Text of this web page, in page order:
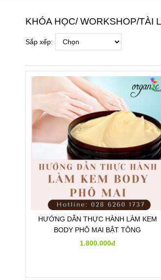
KHÓA HỌC/ WORKSHOP/TÀI
Sắp xếp:
HƯỚNG DẪN THỰC HÀNH LÀM KEM
BODY PHÔ MAI BẬT TÔNG
1.800.000đ